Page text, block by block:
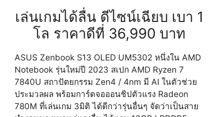
เล่นเกมได้ลื่น ดีไซน์เฉียบ เบา 1
โล ราคาดีที่ 36,990 บาท
ASUS Zenbook S13 OLED UM5302 หนึ่งใน AMD
Notebook รุ่นใหม่ปี 2023 สเปก AMD Ryzen 7
7840U สถาปัตยกรรม Zen4 / 4nm มี AI ในตัวช่วย
ประมวลผล พร้อมการ์ดจอออนชิปตัวแรง Radeon
780M ที่เล่นเกม 3มิติ ได้ดีกว่ารุ่นอื่นๆ จัดว่าเป็นสาย